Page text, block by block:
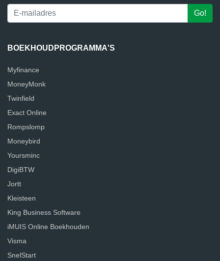
BOEKHOUDPROGRAMMA'S
Myfinance
MoneyMonk
Twinfield
Exact Online
Rompslomp
Moneybird
Yoursminc
DigiBTW
Jortt
Kleisteen
King Business Software
iMUIS Online Boekhouden
Visma
SnelStart